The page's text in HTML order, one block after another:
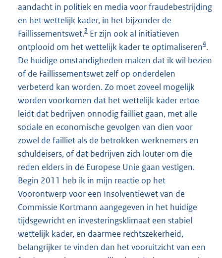
aandacht in politiek en media voor fraudebestrijding
en het wettelijk kader, in het bijzonder de
Faillissementswet.3 Er zijn ook al initiatieven
ontplooid om het wettelijk kader te optimaliseren4.
De huidige omstandigheden maken dat ik wil bezien
of de Faillissementswet zelf op onderdelen
verbeterd kan worden. Zo moet zoveel mogelijk
worden voorkomen dat het wettelijk kader ertoe
leidt dat bedrijven onnodig failliet gaan, met alle
sociale en economische gevolgen van dien voor
zowel de failliet als de betrokken werknemers en
schuldeisers, of dat bedrijven zich louter om die
reden elders in de Europese Unie gaan vestigen.
Begin 2011 heb ik in mijn reactie op het
Voorontwerp voor een Insolventiewet van de
Commissie Kortmann aangegeven in het huidige
tijdsgewricht en investeringsklimaat een stabiel
wettelijk kader, en daarmee rechtszekerheid,
belangrijker te vinden dan het vooruitzicht van een